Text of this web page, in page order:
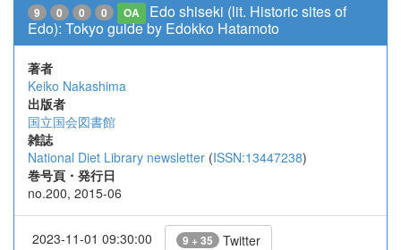
9 0 0 0 OA
Edo shiseki (lit. Historic sites of
Edo): Tokyo guide by Edokko Hatamoto
著者
Keiko Nakashima
出版者
国立国会図書館
雑誌
National Diet Library newsletter (ISSN:13447238)
巻号頁・発行日
no.200, 2015-06
2023-11-01 09:30:00 9 + 35 Twitter